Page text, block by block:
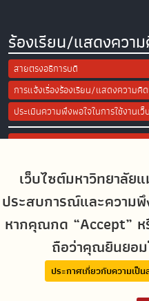
เว็บไซต์มหาวิทยาลัย
ประสบการณ์และความพึ
หากคุณกด “Accept” ห
ถือว่าคุณยินยอม
ประกาศเกี่ยวกับความเป็
ร้องเรียน/แสดงควา
สายตรงอธิการบดี
การแจ้งเรื่องร้องเรียน/แสดงความคิ
ประเมินความพึงพอใจในการใช้งานเ
Site Map